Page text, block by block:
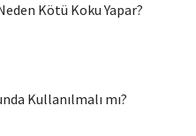
Kötü Koku Yapar?
Kullanılmalı mı?